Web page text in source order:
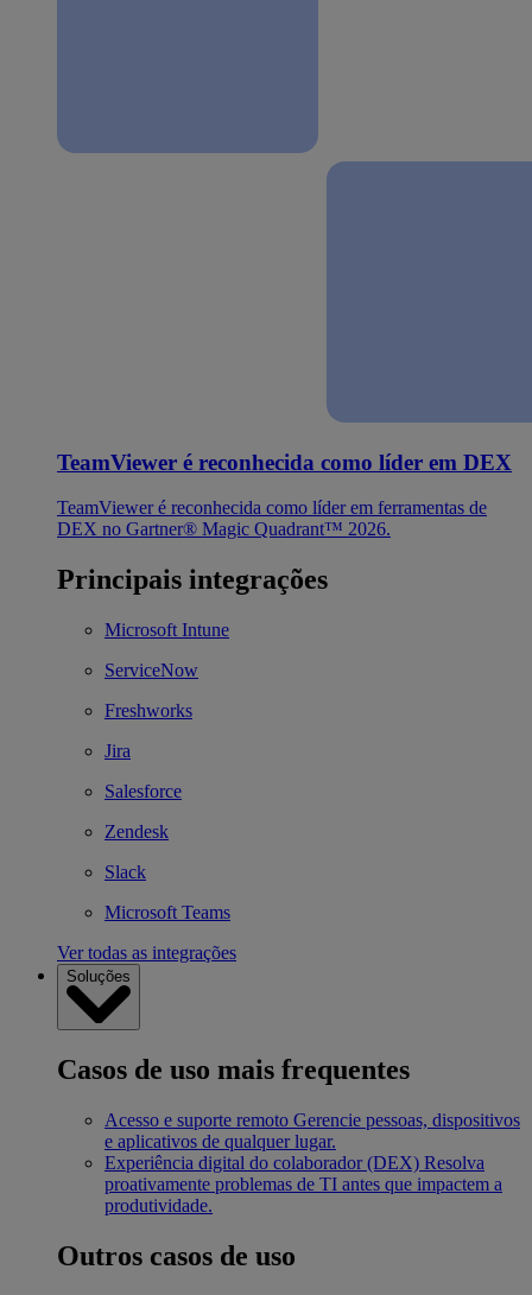
TeamViewer é reconhecida como líder em DEX
TeamViewer é reconhecida como líder em ferramentas de
DEX no Gartner® Magic Quadrant™ 2026.
Principais integrações
Microsoft Intune
ServiceNow
Freshworks
Jira
Salesforce
Zendesk
Slack
Microsoft Teams
Ver todas as integrações
Soluções
Casos de uso mais frequentes
Acesso e suporte remoto Gerencie pessoas, dispositivos
e aplicativos de qualquer lugar.
Experiência digital do colaborador (DEX) Resolva
proativamente problemas de TI antes que impactem a
produtividade.
Outros casos de uso